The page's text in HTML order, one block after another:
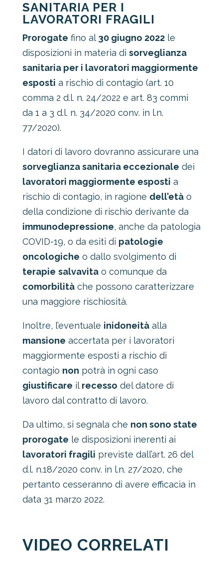
SANITARIA PER I
LAVORATORI FRAGILI
Prorogate fino al 30 giugno 2022le
disposizioni in materia di sorveglianza
sanitaria per i lavoratori maggiormente
esposti a rischio di contagio (art. 10
comma 2 d.l. n. 24/2022 e art. 83 commi
da 1 a 3 d.l. n. 34/2020 conv. in l.n.
77/2020).
I datori di lavoro dovranno assicurare una
sorveglianza sanitaria eccezionale dei
lavoratori maggiormente esposti a
rischio di contagio, in ragione dell’etào
della condizione di rischio derivante da
immunodepressione, anche da patologia
COVID-19, o da esiti di patologie
oncologiche o dallo svolgimento di
terapie salvavitao comunque da
comorbilitàche possono caratterizzare
una maggiore rischiosità.
Inoltre, l’eventuale inidoneitàalla
mansione accertata per i lavoratori
maggiormente esposti a rischio di
contagio non potrà in ogni caso
giustificare il recesso del datore di
lavoro dal contratto di lavoro.
Da ultimo, si segnala che non sono state
prorogate le disposizioni inerenti ai
lavoratori fragili previste dall’art. 26 del
d.l. n.18/2020 conv. in l.n. 27/2020, che
pertanto cesseranno di avere efficacia in
data 31 marzo 2022.
VIDEO CORRELATI